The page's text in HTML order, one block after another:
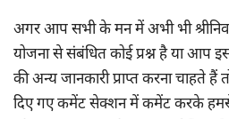
अगर आप सभी के मन में अभी भी
योजना से संबंधित कोई प्रश्न है या आप
की अन्य जानकारी प्राप्त करना चाहते
दिए गए कमेंट सेक्शन में कमेंट करके